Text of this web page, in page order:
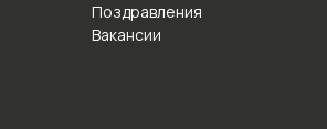
Поздравления
Вакансии